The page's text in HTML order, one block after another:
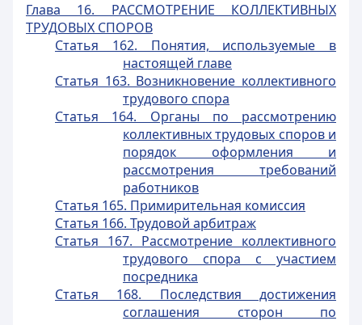
Глава 16. РАССМОТРЕНИЕ КОЛЛЕКТИВНЫХ
ТРУДОВЫХ СПОРОВ
Статья 162. Понятия, используемые в
настоящей главе
Статья 163. Возникновение коллективного
трудового спора
Статья 164. Органы по рассмотрению
коллективных трудовых споров и
порядок оформления и
рассмотрения требований
работников
Статья 165. Примирительная комиссия
Статья 166. Трудовой арбитраж
Статья 167. Рассмотрение коллективного
трудового спора с участием
посредника
Статья 168. Последствия достижения
соглашения сторон по